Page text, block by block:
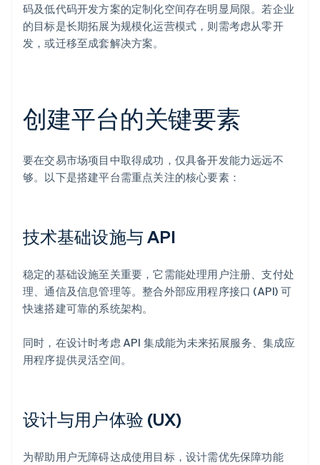
码及低代码开发方案的定制化空间存在明显局限。若企业
的目标是长期拓展为规模化运营模式，则需考虑从零开
发，或迁移至成套解决方案。
创建平台的关键要素
要在交易市场项目中取得成功，仅具备开发能力远远不
够。以下是搭建平台需重点关注的核心要素：
技术基础设施与 API
稳定的基础设施至关重要，它需能处理用户注册、支付处
理、通信及信息管理等。整合外部应用程序接口 (API) 可
快速搭建可靠的系统架构。
同时，在设计时考虑 API 集成能为未来拓展服务、集成应
用程序提供灵活空间。
设计与用户体验 (UX)
为帮助用户无障碍达成使用目标，设计需优先保障功能